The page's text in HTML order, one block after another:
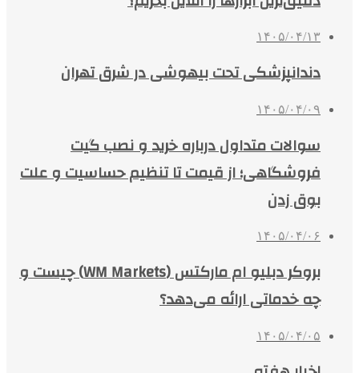
۱۴۰۵/۰۴/۱۳
دندانپزشکی تحت بیهوشی در شرق تهران
۱۴۰۵/۰۴/۰۹
سوالات متداول درباره خرید و نصب گیت
فروشگاهی؛ از قیمت تا تنظیم حساسیت و علت
بوق زدن
۱۴۰۵/۰۴/۰۶
بروکر دبلیو ام مارکتس (WM Markets) چیست و
چه خدماتی ارائه می‌دهد؟
۱۴۰۵/۰۴/۰۵